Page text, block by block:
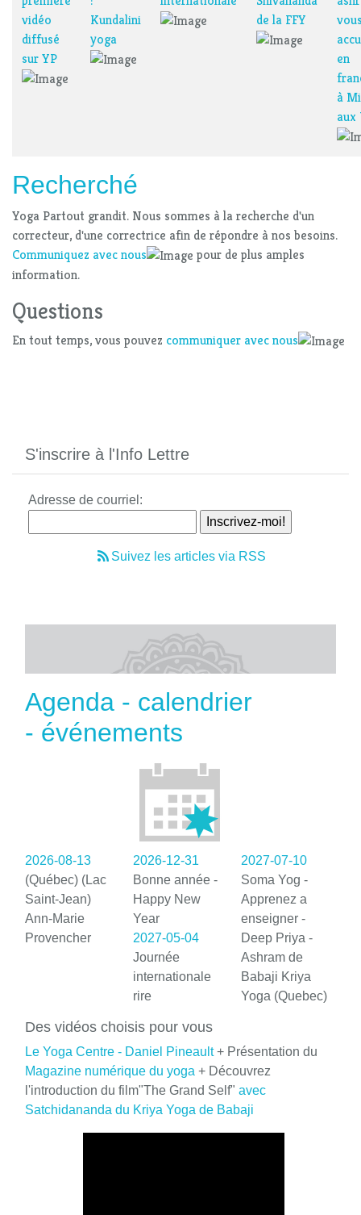
vidéo
diffusé
sur YP
Kundalini
yoga
de la FFY
en
à
aux
Recherché
Yoga Partout grandit. Nous sommes à la recherche d'un
correcteur, d'une correctrice afin de répondre à nos besoins.
Communiquez avec nous
pour de plus amples
information.
Questions
En tout temps, vous pouvez communiquer avec nous
S'inscrire à l'Info Lettre
Adresse de courriel:
Suivez les articles via RSS
Agenda - calendrier
- événements
2026-08-13
(Québec) (Lac
Saint-Jean)
Ann-Marie
Provencher
2026-12-31
Bonne année -
Happy New
Year
2027-05-04
Journée
internationale
rire
2027-07-10
Soma Yog -
Apprenez a
enseigner -
Deep Priya -
Ashram de
Babaji Kriya
Yoga (Quebec)
Des vidéos choisis pour vous
Le Yoga Centre - Daniel Pineault+ Présentation du
Magazine numérique du yoga + Découvrez
l'introduction du film"The Grand Self" avec
Satchidananda du Kriya Yoga de Babaji